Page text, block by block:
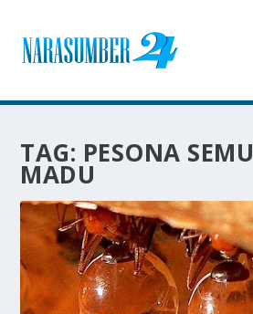
TAG: PESONA
MADU